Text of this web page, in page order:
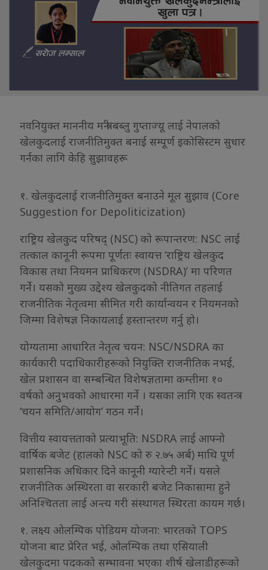
नवनियुक्त माननीय मन्त्री बब्लु गुप्ताज्यू लाई नेपालको
खेलकुदलाई राजनीतिमुक्त बनाई सम्पूर्ण इकोसिस्टम सुधार
गर्नका लागि केहि सुझावहरू
१. खेलकुदलाई राजनीतिमुक्त बनाउने मूल सुझाव (Core
Suggestion for Depoliticization)
राष्ट्रिय खेलकुद परिषद् (NSC) को रूपान्तरण: NSC लाई
तत्काल कानूनी रूपमा पूर्णतः स्वायत्त ‘राष्ट्रिय खेलकुद
विकास तथा नियमन प्राधिकरण (NSDRA)’ मा परिणत
गर्ने। यसको मुख्य उद्देश्य खेलकुदको नीतिगत तहलाई
राजनीतिक नेतृत्वमा सीमित गरी कार्यान्वयन र नियमनको
जिम्मा विशेषज्ञ निकायलाई हस्तान्तरण गर्नु हो।
योग्यतामा आधारित नेतृत्व चयन: NSC/NSDRA का
कार्यकारी पदाधिकारीहरूको नियुक्ति राजनीतिक नभई,
खेल प्रशासन वा सम्बन्धित विशेषज्ञतामा कम्तीमा १०
वर्षको अनुभवको आधारमा गर्ने । यसका लागि एक स्वतन्त्र
‘चयन समिति/आयोग’ गठन गर्ने।
वित्तीय स्वायत्तताको प्रत्याभूति: NSDRA लाई आफ्नो
वार्षिक बजेट (हालको NSC को रु २.७५ अर्ब) माथि पूर्ण
प्रशासनिक अधिकार दिने कानूनी ग्यारेन्टी गर्ने। यसले
राजनीतिक अस्थिरता वा सरकारी बजेट निकासामा हुने
अनिश्चितता लाई अन्त्य गरी संस्थागत स्थिरता कायम गर्छ।
१. लक्ष्य ओलम्पिक पोडियम योजना: भारतको TOPS
योजना बाट प्रेरित भई, ओलम्पिक तथा एसियाली
खेलकुदमा पदकको सम्भावना भएका शीर्ष खेलाडीहरूको